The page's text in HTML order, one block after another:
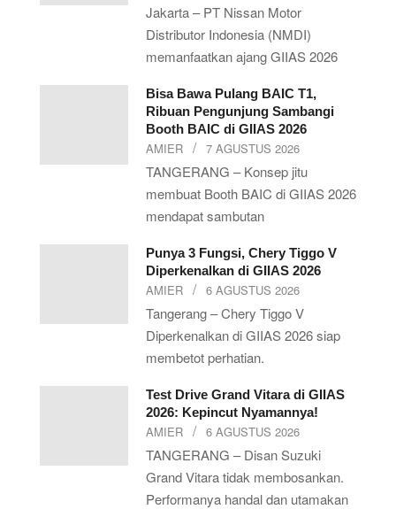
Jakarta – PT Nissan Motor
Distributor Indonesia (NMDI)
memanfaatkan ajang GIIAS 2026
Bisa Bawa Pulang BAIC T1,
Ribuan Pengunjung Sambangi
Booth BAIC di GIIAS 2026
AMIER 7 AGUSTUS 2026
TANGERANG – Konsep jitu
membuat Booth BAIC di GIIAS 2026
mendapat sambutan
Punya 3 Fungsi, Chery Tiggo V
Diperkenalkan di GIIAS 2026
AMIER 6 AGUSTUS 2026
Tangerang – Chery Tiggo V
Diperkenalkan di GIIAS 2026 siap
membetot perhatian.
Test Drive Grand Vitara di GIIAS
2026: Kepincut Nyamannya!
AMIER 6 AGUSTUS 2026
TANGERANG – Disan Suzuki
Grand Vitara tidak membosankan.
Performanya handal dan utamakan